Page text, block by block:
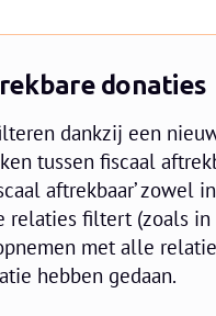
donaties
dankzij een
tussen fiscaal
aftrekbaar’ zowel
filtert (zoals in
met alle
hebben gedaan.